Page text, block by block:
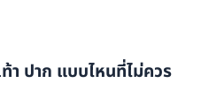
ปาก แบบไหนที่ไม่ควร